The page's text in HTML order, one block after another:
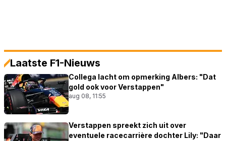
Laatste F1-Nieuws
Collega lacht om opmerking Albers: "Dat
gold ook voor Verstappen"
aug 08, 11:55
Verstappen spreekt zich uit over
eventuele racecarrière dochter Lily: "Daar